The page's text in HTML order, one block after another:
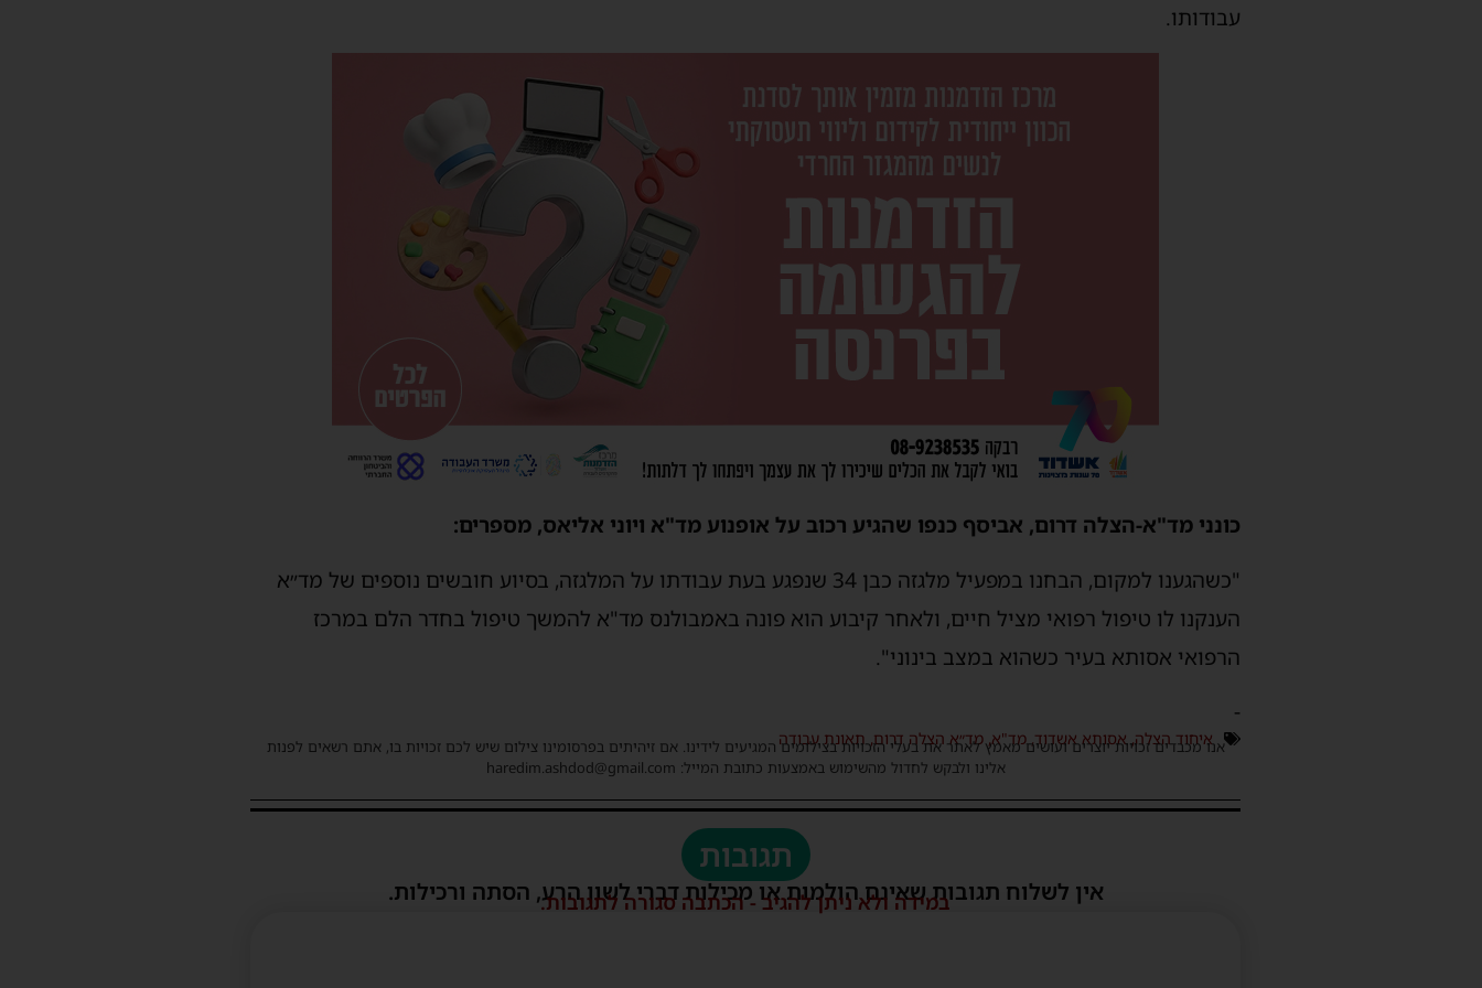
עבודותו.
כונני מד"א-הצלה דרום, אביסף כנפו שהגיע רכוב על אופנוע מד"א ויוני אליאס, מספרים:
"כשהגענו למקום, הבחנו במפעיל מלגזה כבן 34 שנפגע בעת עבודתו על המלגזה, בסיוע חובשים נוספים של מד״א
הענקנו לו טיפול רפואי מציל חיים, ולאחר קיבוע הוא פונה באמבולנס מד"א להמשך טיפול בחדר הלם במרכז
הרפואי אסותא בעיר כשהוא במצב בינוני".
-
איחוד הצלה,אסותא אשדוד,מד"א,מד״א הצלה דרום,תאונת עבודה
אנו מכבדים זכויות יוצרים ועושים מאמץ לאתר את בעלי הזכויות בצילומים המגיעים לידינו. אם זיהיתים בפרסומינו צילום שיש לכם זכויות בו, אתם רשאים לפנות
אלינו ולבקש לחדול מהשימוש באמצעות כתובת המייל: haredim.ashdod@gmail.com
תגובות
אין לשלוח תגובות שאינם הולמות או מכילות דברי לשון הרע, הסתה ורכילות.
במידה ולא ניתן להגיב - הכתבה סגורה לתגובות.